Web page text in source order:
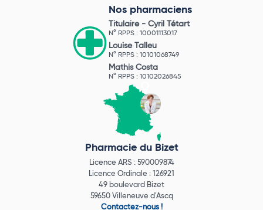
Nos pharmaciens
Titulaire - Cyril Tétart
N° RPPS : 10001113017
Louise Talleu
N° RPPS : 10101068749
Mathis Costa
N° RPPS : 10102026845
Pharmacie du Bizet
Licence ARS : 590009874
Licence Ordinale : 126921
49 boulevard Bizet
59650 Villeneuve d'Ascq
Contactez-nous !